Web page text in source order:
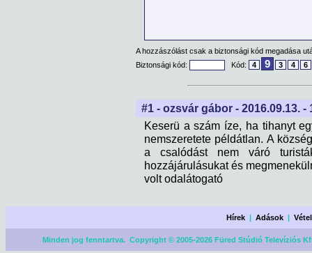
A hozzászólást csak a biztonsági kód megadása
Biztonsági kód:
Kód: 4 9 3 4 6
#1 - ozsvár gábor - 2016.09.13. -
Keserü a szám íze, ha tihanyt
nemszeretete példátlan. A
a csalódást nem váró
hozzájárulásukat és
volt odalátogató
Hírek |Adások |
Minden jog fenntartva. Copyright © 2005-2026 Füred Stúdió Televíziós